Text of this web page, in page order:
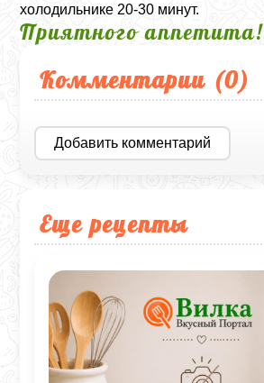
холодильнике 20-30 минут.
Приятного аппетита!
Комментарии (0)
Добавить комментарий
Еще рецепты